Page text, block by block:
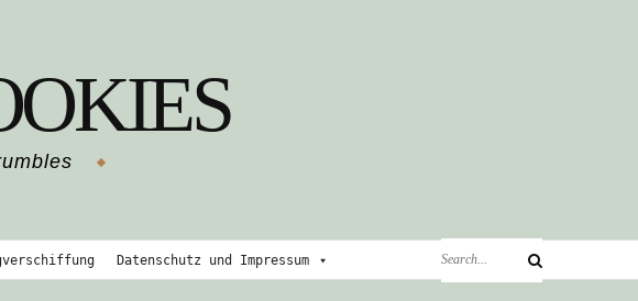
Datenschutz und Impressum
Search
for:
Search